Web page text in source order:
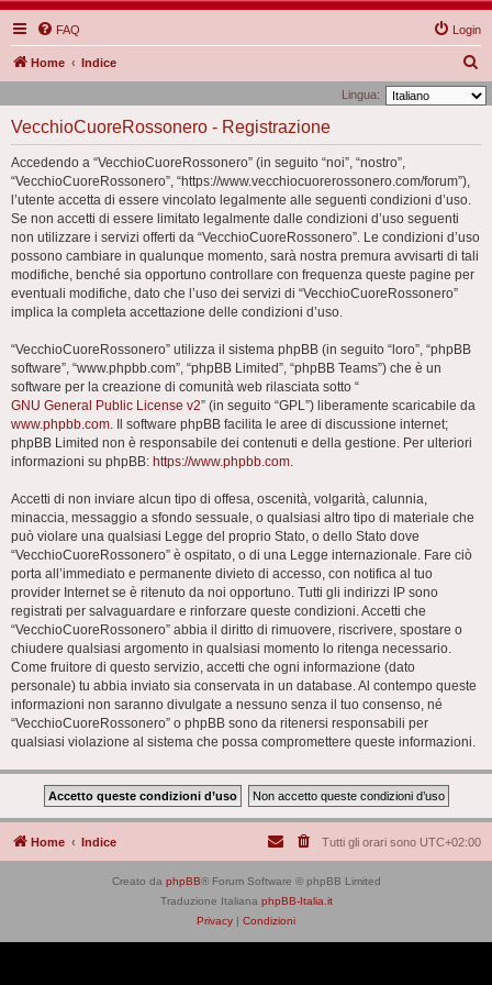
FAQ Login
Home Indice
e
Lingua:
VecchioCuoreRossonero - Registrazione
Accedendo a “VecchioCuoreRossonero” (in seguito “noi”, “nostro”,
“VecchioCuoreRossonero”, “https://www.vecchiocuorerossonero.com/forum”),
l’utente accetta di essere vincolato legalmente alle seguenti condizioni d’uso.
Se non accetti di essere limitato legalmente dalle condizioni d’uso seguenti
non utilizzare i servizi offerti da “VecchioCuoreRossonero”. Le condizioni d’uso
possono cambiare in qualunque momento, sarà nostra premura avvisarti di tali
modifiche, benché sia opportuno controllare con frequenza queste pagine per
eventuali modifiche, dato che l’uso dei servizi di “VecchioCuoreRossonero”
implica la completa accettazione delle condizioni d’uso.
“VecchioCuoreRossonero” utilizza il sistema phpBB (in seguito “loro”, “phpBB
software”, “www.phpbb.com”, “phpBB Limited”, “phpBB Teams”) che è un
software per la creazione di comunità web rilasciata sotto “
GNU General Public License v2” (in seguito “GPL”) liberamente scaricabile da
www.phpbb.com. Il software phpBB facilita le aree di discussione internet;
phpBB Limited non è responsabile dei contenuti e della gestione. Per ulteriori
informazioni su phpBB: https://www.phpbb.com.
Accetti di non inviare alcun tipo di offesa, oscenità, volgarità, calunnia,
minaccia, messaggio a sfondo sessuale, o qualsiasi altro tipo di materiale che
può violare una qualsiasi Legge del proprio Stato, o dello Stato dove
“VecchioCuoreRossonero” è ospitato, o di una Legge internazionale. Fare ciò
porta all’immediato e permanente divieto di accesso, con notifica al tuo
provider Internet se è ritenuto da noi opportuno. Tutti gli indirizzi IP sono
registrati per salvaguardare e rinforzare queste condizioni. Accetti che
“VecchioCuoreRossonero” abbia il diritto di rimuovere, riscrivere, spostare o
chiudere qualsiasi argomento in qualsiasi momento lo ritenga necessario.
Come fruitore di questo servizio, accetti che ogni informazione (dato
personale) tu abbia inviato sia conservata in un database. Al contempo queste
informazioni non saranno divulgate a nessuno senza il tuo consenso, né
“VecchioCuoreRossonero” o phpBB sono da ritenersi responsabili per
qualsiasi violazione al sistema che possa compromettere queste informazioni.
Home Indice Tutti gli orari sono UTC+02:00
Creato da phpBB® Forum Software © phpBB Limited
Traduzione Italiana phpBB-Italia.it
Privacy | Condizioni